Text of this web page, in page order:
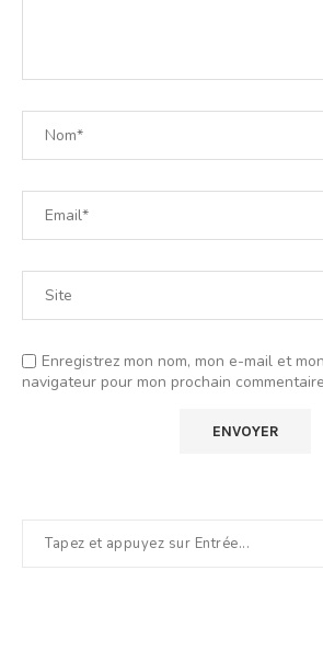
Enregistrez mon nom, mon e-mail et
navigateur pour mon prochain